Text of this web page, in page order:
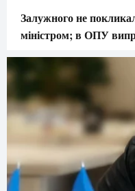
Залужного не
міністром; в ОПУ